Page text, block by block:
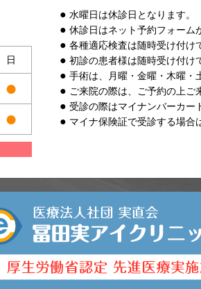
日
●
●
水曜日は休診日となります。
休診日はネット予約フォーム
各種適応検査は随時受け付け
初診の患者様は随時受け付け
手術は、月曜・金曜・木曜・
ご来院の際は、ご予約の上ご
受診の際はマイナンバーカー
マイナ保険証で受診する場合